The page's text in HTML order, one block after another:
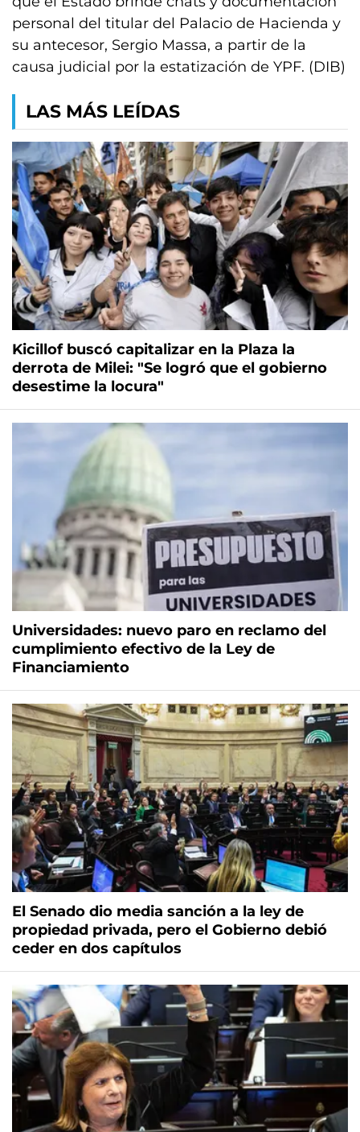
personal del titular del Palacio de Hacienda y
su antecesor, Sergio Massa, a partir de la
causa judicial por la estatización de YPF. (DIB)
LAS MÁS LEÍDAS
Kicillof buscó capitalizar en la Plaza la
derrota de Milei: "Se logró que el gobierno
desestime la locura"
Universidades: nuevo paro en reclamo del
cumplimiento efectivo de la Ley de
Financiamiento
El Senado dio media sanción a la ley de
propiedad privada, pero el Gobierno debió
ceder en dos capítulos